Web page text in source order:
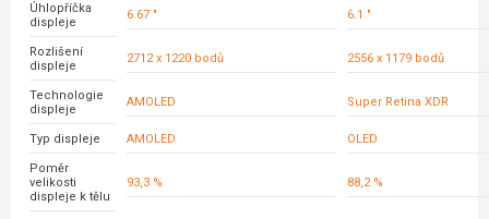
Úhlopříčka
displeje
6.67 " 6.1 "
Rozlišení
displeje
2712 x 1220 bodů 2556 x 1179 bodů
Technologie
displeje
AMOLED Super Retina XDR
Typ displeje AMOLED OLED
Poměr
velikosti
displeje k tělu
93,3 % 88,2 %